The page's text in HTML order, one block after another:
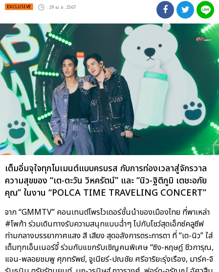
EXCLUSIVE : 29 เม.ย. 2567
เต็มอิ่มจุใจทุกโมเมนต์แบบครบรส กับการท่องเวลาสู่จักรวาล
ความสุขของ “เต-ตะวัน วิหครัตน์” และ “นิว-ฐิติภูมิ เตชะอภัย
คุณ” ในงาน “POLCA TIME TRAVELING CONCERT”
จาก “GMMTV” คอนเทนต์โพรไวเดอร์ชั้นนำของเมืองไทย ที่พาเหล่า
#โพก้า ร่วมเดินทางรับความสนุกแบบฉ่ำๆ ไปกับโชว์สุดเอ็กซ์คลูซีฟ
ท่ามกลางบรรยากาศแสง สี เสียง สุดอลังการตระการตา ที่ “เต-นิว” ใส่
เต็มทุกเอ็นเนอร์จี้ ร่วมกับแขกรับเชิญคนพิเศษ “ซิง-หฤษฎ์ ชีวการุณ,
แจน-พลอยชมพู ศุภทรัพย์, จูเนียร์-ปณชัย ศรีอาริยะรุ่งเรือง, มาร์ค-จิ